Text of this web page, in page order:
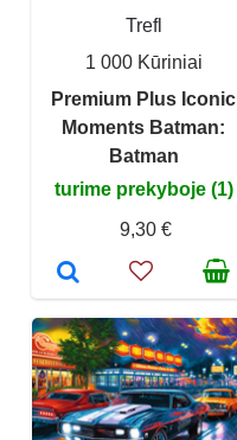
Trefl
1 000 Kūriniai
Premium Plus Iconic
Moments Batman:
Batman
turime prekyboje (1)
9,30 €